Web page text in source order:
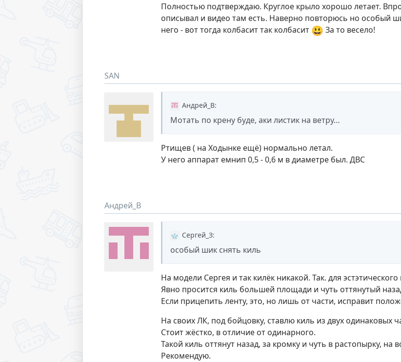
Полностью подтверждаю. Круглое крыло хорошо летает.
описывал и видео там есть. Наверно повторюсь но особый
него - вот тогда колбасит так колбасит 😃 За то весело!
SAN
Андрей_В:
Мотать по крену буде, аки листик на ветру…
Ртищев ( на Ходынке ещё) нормально летал.
У него аппарат емнип 0,5 - 0,6 м в диаметре был. ДВС
Андрей_В
Сергей_З:
особый шик снять киль
На модели Сергея и так килёк никакой. Так. для
Явно просится киль большей площади и чуть оттянутый
Если прицепить ленту, это, но лишь от части, исправит
На своих ЛК, под бойцовку, ставлю киль из двух одинаковых
Стоит жёстко, в отличие от одинарного.
Такой киль оттянут назад, за кромку и чуть в растопырку, на
Рекомендую.